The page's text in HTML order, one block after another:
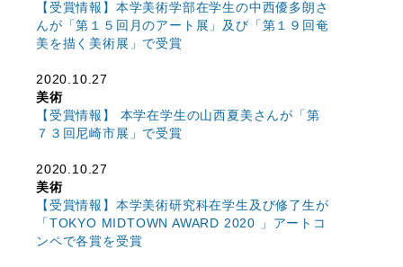
【受賞情報】本学美術学部在学生の中西優多朗さ
んが「第１５回月のアート展」及び「第１９回奄
美を描く美術展」で受賞
2020.10.27
美術
【受賞情報】 本学在学生の山西夏美さんが「第
７３回尼崎市展」で受賞
2020.10.27
美術
【受賞情報】本学美術研究科在学生及び修了生が
「TOKYO MIDTOWN AWARD 2020 」アートコ
ンペで各賞を受賞